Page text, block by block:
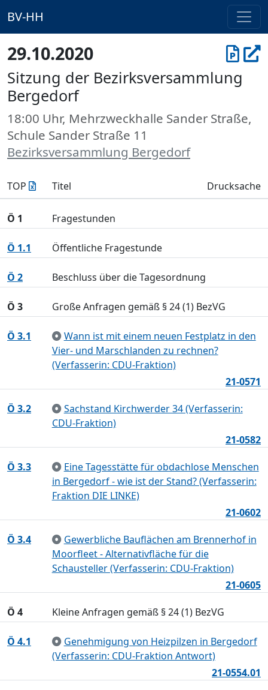
BV-HH
29.10.2020
Sitzung der Bezirksversammlung
Bergedorf
18:00 Uhr, Mehrzweckhalle Sander Straße,
Schule Sander Straße 11
Bezirksversammlung Bergedorf
TOP Titel Drucksache
Ö 1 Fragestunden
Ö 1.1 Öffentliche Fragestunde
Ö 2 Beschluss über die Tagesordnung
Ö 3 Große Anfragen gemäß § 24 (1) BezVG
Ö 3.1
Wann ist mit einem neuen Festplatz in den
Vier- und Marschlanden zu rechnen?
(Verfasserin: CDU-Fraktion)
21-0571
Ö 3.2
Sachstand Kirchwerder 34 (Verfasserin:
CDU-Fraktion)
21-0582
Ö 3.3
Eine Tagesstätte für obdachlose Menschen
in Bergedorf - wie ist der Stand? (Verfasserin:
Fraktion DIE LINKE)
21-0602
Ö 3.4
Gewerbliche Bauflächen am Brennerhof in
Moorfleet - Alternativfläche für die
Schausteller (Verfasserin: CDU-Fraktion)
21-0605
Ö 4 Kleine Anfragen gemäß § 24 (1) BezVG
Ö 4.1
Genehmigung von Heizpilzen in Bergedorf
(Verfasserin: CDU-Fraktion Antwort)
21-0554.01